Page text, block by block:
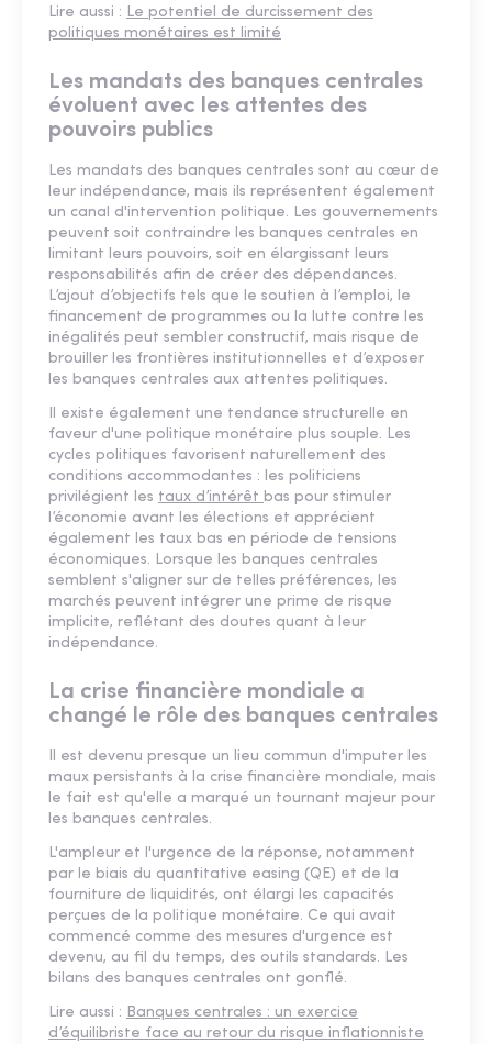
Lire aussi : Le potentiel de durcissement des
politiques monétaires ​​​​​​​est limité
Les mandats des banques centrales
évoluent avec les attentes des
pouvoirs publics
Les mandats des banques centrales sont au cœur de
leur indépendance, mais ils représentent également
un canal d'intervention politique. Les gouvernements
peuvent soit contraindre les banques centrales en
limitant leurs pouvoirs, soit en élargissant leurs
responsabilités afin de créer des dépendances.
L’ajout d’objectifs tels que le soutien à l’emploi, le
financement de programmes ou la lutte contre les
inégalités peut sembler constructif, mais risque de
brouiller les frontières institutionnelles et d’exposer
les banques centrales aux attentes politiques.
Il existe également une tendance structurelle en
faveur d'une politique monétaire plus souple. Les
cycles politiques favorisent naturellement des
conditions accommodantes : les politiciens
privilégient les taux d’intérêt bas pour stimuler
l’économie avant les élections et apprécient
également les taux bas en période de tensions
économiques. Lorsque les banques centrales
semblent s'aligner sur de telles préférences, les
marchés peuvent intégrer une prime de risque
implicite, reflétant des doutes quant à leur
indépendance.
La crise financière mondiale a
changé le rôle des banques centrales
Il est devenu presque un lieu commun d'imputer les
maux persistants à la crise financière mondiale, mais
le fait est qu'elle a marqué un tournant majeur pour
les banques centrales.
L'ampleur et l'urgence de la réponse, notamment
par le biais du quantitative easing (QE) et de la
fourniture de liquidités, ont élargi les capacités
perçues de la politique monétaire. Ce qui avait
commencé comme des mesures d'urgence est
devenu, au fil du temps, des outils standards. Les
bilans des banques centrales ont gonflé.
Lire aussi : Banques centrales : un exercice
d’équilibriste face au retour du risque inflationniste